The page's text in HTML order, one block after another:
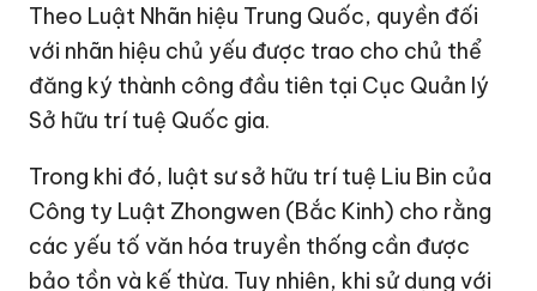
Theo Luật Nhãn hiệu Trung Quốc, quyền đối
với nhãn hiệu chủ yếu được trao cho chủ thể
đăng ký thành công đầu tiên tại Cục Quản lý
Sở hữu trí tuệ Quốc gia.
Trong khi đó, luật sư sở hữu trí tuệ Liu Bin của
Công ty Luật Zhongwen (Bắc Kinh) cho rằng
các yếu tố văn hóa truyền thống cần được
bảo tồn và kế thừa. Tuy nhiên, khi sử dụng với